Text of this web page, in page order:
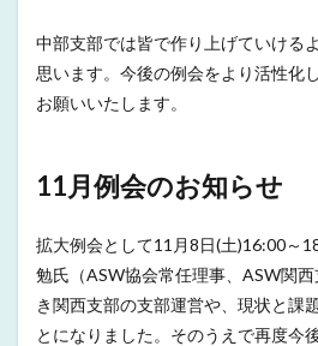
中部支部では皆で作り上げていける
思います。今後の例会をより活性化
お願いいたします。
11月例会のお知らせ
拡大例会として11月8日(土)16:00～
勉氏（ASW協会常任理事、ASW関
き関西支部の支部運営や、現状と課
とになりました。そのうえで再度今